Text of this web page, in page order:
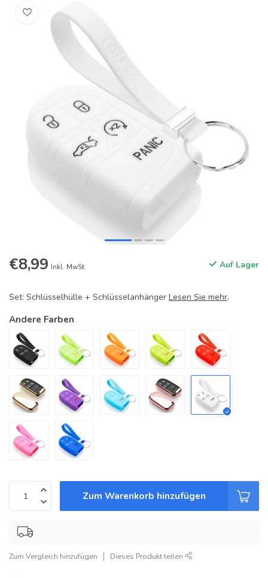
€8,99 Inkl. MwSt. Auf Lager
Set: Schlüsselhülle + Schlüsselanhänger Lesen Sie mehr.
Andere Farben
Zum Warenkorb hinzufügen
Zum Vergleich hinzufügen Dieses Produkt teilen